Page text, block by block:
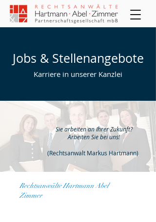
Jobs & Stellenangebote
Karriere in unserer Kanzlei
Sie arbeiten an Ihrer Zukunft?
Arbeiten Sie bei uns!
(Rechtsanwalt Markus Hartmann)
Rechtsanwälte Hartmann Abel
Zimmer